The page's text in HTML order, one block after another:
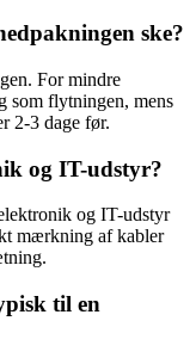
ske?
For mindre
som flytningen, mens
2-3 dage før.
og IT-udstyr?
og IT-udstyr
mærkning af kabler
til en